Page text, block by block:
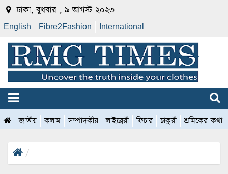
ঢাকা, বুধবার , ৯ আগস্ট ২০২৩
English Fibre2Fashion International
জাতীয় কলাম সম্পাদকীয় লাইব্রেরী ফিচার চাকুরী শ্রমিকের কথা